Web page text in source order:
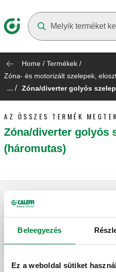
Beleegyezés
Ez a weboldal sütiket
Home / Termékek /
Zóna- és motorizált szelepek,
... / Zóna/diverter golyós
AZ ÖSSZES TERMÉK
Zóna/diverter golyós
(háromutas)